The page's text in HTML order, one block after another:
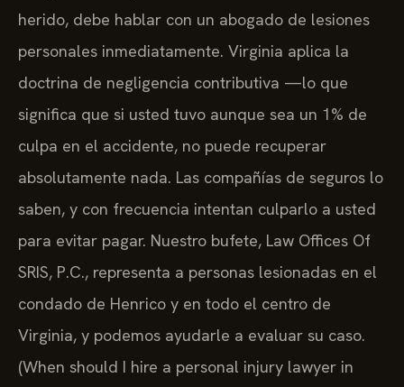
herido, debe hablar con un abogado de lesiones
personales inmediatamente. Virginia aplica la
doctrina de negligencia contributiva —lo que
significa que si usted tuvo aunque sea un 1% de
culpa en el accidente, no puede recuperar
absolutamente nada. Las compañías de seguros lo
saben, y con frecuencia intentan culparlo a usted
para evitar pagar. Nuestro bufete, Law Offices Of
SRIS, P.C., representa a personas lesionadas en el
condado de Henrico y en todo el centro de
Virginia, y podemos ayudarle a evaluar su caso.
(When should I hire a personal injury lawyer in